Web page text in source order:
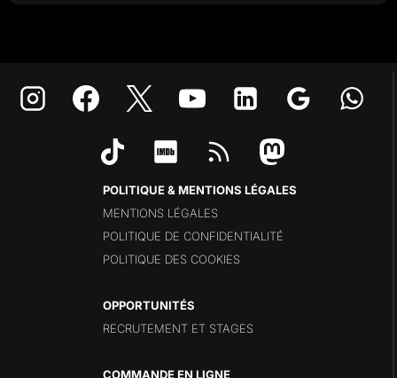
POLITIQUE & MENTIONS LÉGALES
MENTIONS LÉGALES
POLITIQUE DE CONFIDENTIALITÉ
POLITIQUE DES COOKIES
OPPORTUNITÉS
RECRUTEMENT ET STAGES
COMMANDE EN LIGNE